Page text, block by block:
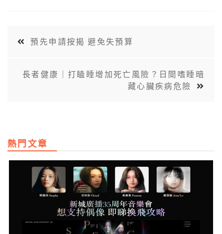
預先申請按揭 避免失預算
長者健康｜打瞌睡增加死亡風險？日間嗜睡暗
藏心臟疾病危險
熱門文章